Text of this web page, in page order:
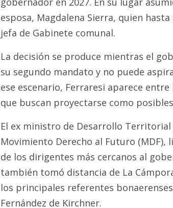
esposa, Magdalena Sierra, quien
jefa de Gabinete comunal.
La decisión se produce mientras el
su segundo mandato y no puede
ese escenario, Ferraresi aparece
que buscan proyectarse como
El ex ministro de Desarrollo
Movimiento Derecho al Futuro (MDF),
de los dirigentes más cercanos al
también tomó distancia de La
los principales referentes
Fernández de Kirchner.